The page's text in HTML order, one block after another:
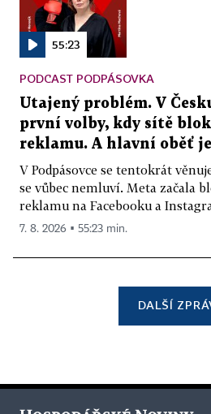
55:23
PODCAST PODPÁSOVKA
Utajený problém. V
první volby, kdy sítě
reklamu. A hlavní oběť
V Podpásovce se tentokrát
se vůbec nemluví. Meta začala
reklamu na Facebooku a
7. 8. 2026 ▪ 55:23 min.
DALŠÍ